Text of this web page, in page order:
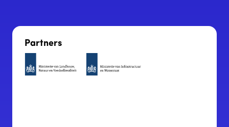
Partners